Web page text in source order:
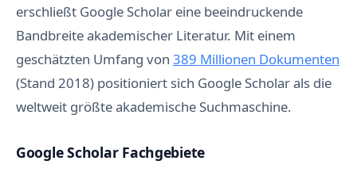
erschließt Google Scholar eine beeindruckende
Bandbreite akademischer Literatur. Mit einem
geschätzten Umfang von 389 Millionen Dokumenten
(Stand 2018) positioniert sich Google Scholar als die
weltweit größte akademische Suchmaschine.
Google Scholar Fachgebiete